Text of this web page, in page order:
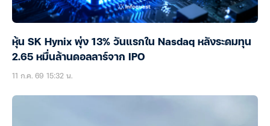
หุ้น SK Hynix พุ่ง 13% วันแรกใน Nasdaq หลังระดมทุน
2.65 หมื่นล้านดอลลาร์จาก IPO
11 ก.ค. 69 15:32 น.